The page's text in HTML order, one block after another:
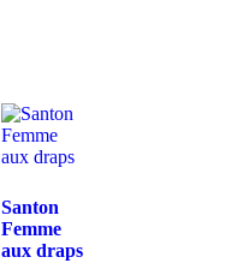
Santon
Femme
aux draps